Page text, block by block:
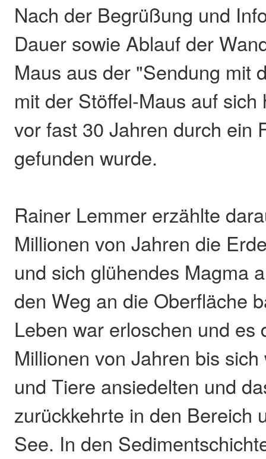
Nach der Begrüßung und
Dauer sowie Ablauf der
Maus aus der "Sendung mit
mit der Stöffel-Maus auf
vor fast 30 Jahren durch ein
gefunden wurde.
Rainer Lemmer erzählte
Millionen von Jahren die
und sich glühendes Magma
den Weg an die Oberfläche
Leben war erloschen und es
Millionen von Jahren bis
und Tiere ansiedelten und
zurückkehrte in den Bereich
See. In den